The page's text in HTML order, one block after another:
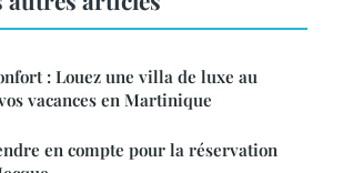
: Louez une villa de luxe au
vacances en Martinique
en compte pour la réservation